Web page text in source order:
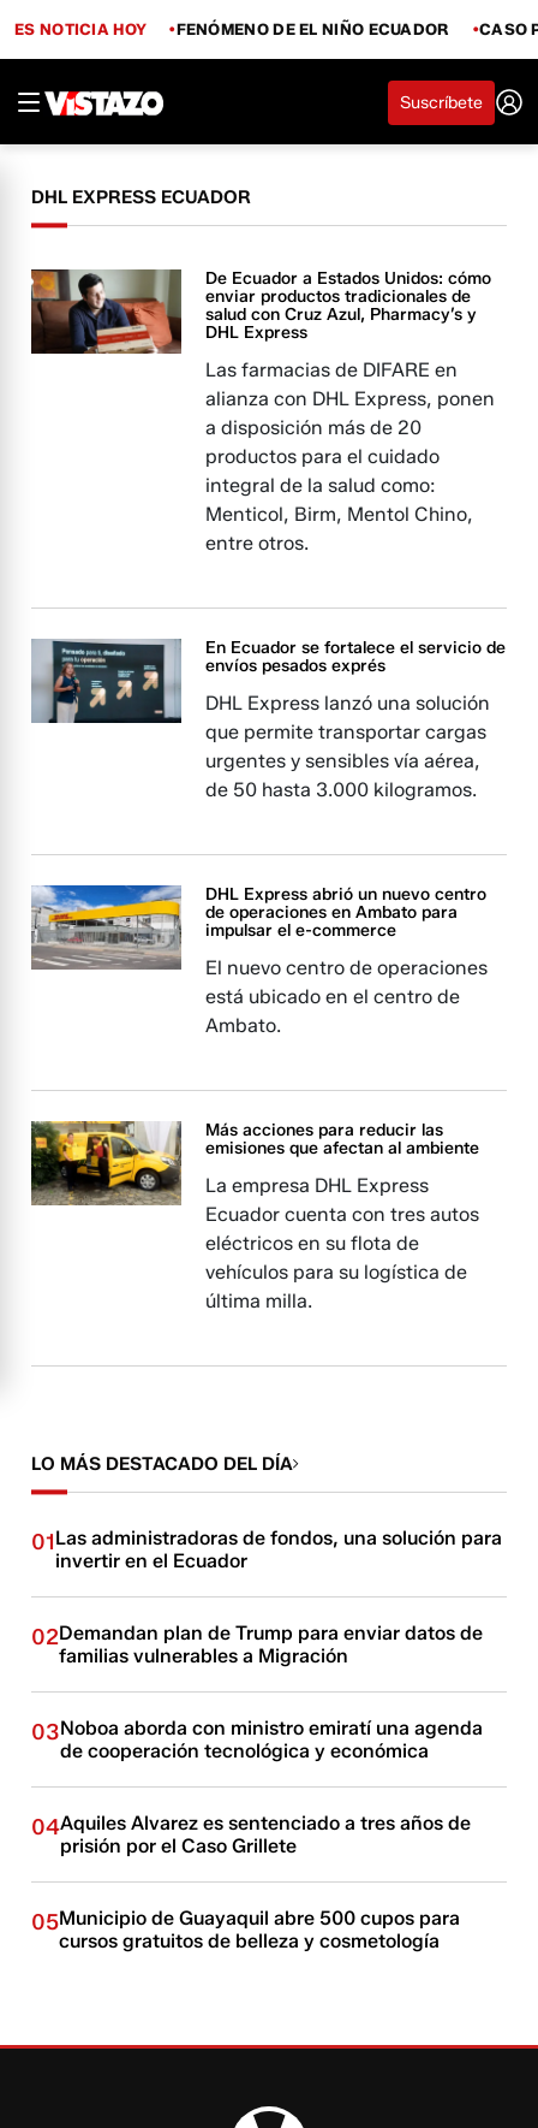
ES NOTICIA HOY FENÓMENO DE EL NIÑO ECUADOR CASO
Suscríbete
DHL EXPRESS ECUADOR
De Ecuador a Estados Unidos: cómo
enviar productos tradicionales de
salud con Cruz Azul, Pharmacy’s y
DHL Express
Las farmacias de DIFARE en
alianza con DHL Express, ponen
a disposición más de 20
productos para el cuidado
integral de la salud como:
Menticol, Birm, Mentol Chino,
entre otros.
En Ecuador se fortalece el servicio de
envíos pesados exprés
DHL Express lanzó una solución
que permite transportar cargas
urgentes y sensibles vía aérea,
de 50 hasta 3.000 kilogramos.
DHL Express abrió un nuevo centro
de operaciones en Ambato para
impulsar el e-commerce
El nuevo centro de operaciones
está ubicado en el centro de
Ambato.
Más acciones para reducir las
emisiones que afectan al ambiente
La empresa DHL Express
Ecuador cuenta con tres autos
eléctricos en su flota de
vehículos para su logística de
última milla.
LO MÁS DESTACADO DEL DÍA
01Las administradoras de fondos, una solución para
invertir en el Ecuador
02Demandan plan de Trump para enviar datos de
familias vulnerables a Migración
03Noboa aborda con ministro emiratí una agenda
de cooperación tecnológica y económica
04Aquiles Alvarez es sentenciado a tres años de
prisión por el Caso Grillete
05Municipio de Guayaquil abre 500 cupos para
cursos gratuitos de belleza y cosmetología